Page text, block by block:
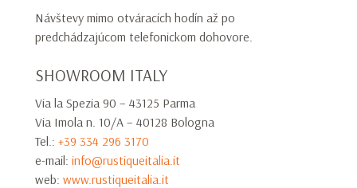
Návštevy mimo otváracích hodín až po
predchádzajúcom telefonickom dohovore.
SHOWROOM ITALY
Via la Spezia 90 – 43125 Parma
Via Imola n. 10/A – 40128 Bologna
Tel.: +39 334 296 3170
e-mail: info@rustiqueitalia.it
web: www.rustiqueitalia.it